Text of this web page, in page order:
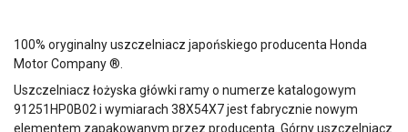
100% oryginalny uszczelniacz japońskiego producenta Honda
Motor Company ®.
Uszczelniacz łożyska główki ramy o numerze katalogowym
91251HP0B02 i wymiarach 38X54X7 jest fabrycznie nowym
elementem zapakowanym przez producenta. Górny uszczelniacz